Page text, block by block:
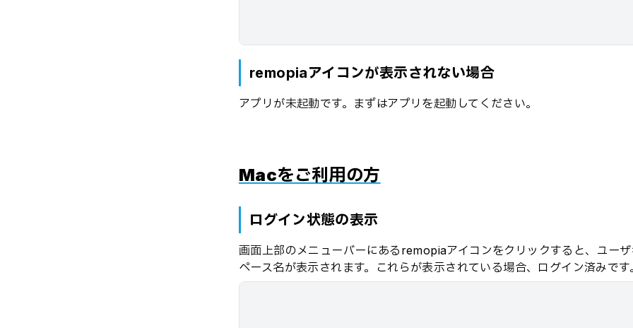
remopiaアイコンが表示されない場合
アプリが未起動です。まずはアプリを起動してください。
Macをご利用の方
ログイン状態の表示
画面上部のメニューバーにあるremopiaアイコンをクリックすると、ユー
ペース名が表示されます。これらが表示されている場合、ログイン済みです